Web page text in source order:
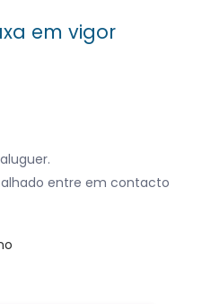
em vigor
entre em contacto